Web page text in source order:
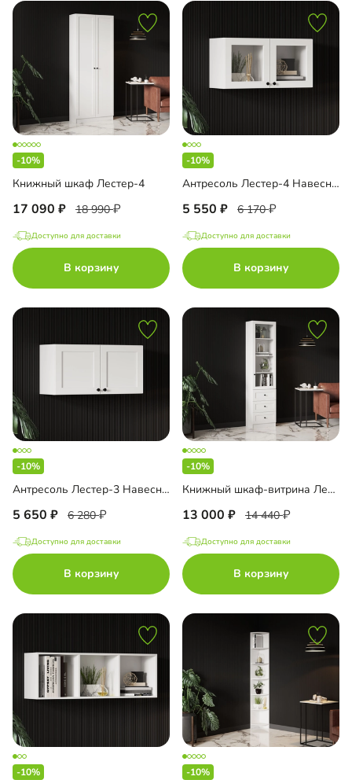
-10%
Книжный шкаф Лестер-4
17 090 18 990
Доступно для доставки
В корзину
-10%
Антресоль Лестер-4 Навесная
5 550 6 170
Доступно для доставки
В корзину
-10%
Антресоль Лестер-3 Навесная
5 650 6 280
Доступно для доставки
В корзину
-10%
Книжный шкаф-витрина Лестер-5 с ящиками
13 000 14 440
Доступно для доставки
В корзину
-10% -10%